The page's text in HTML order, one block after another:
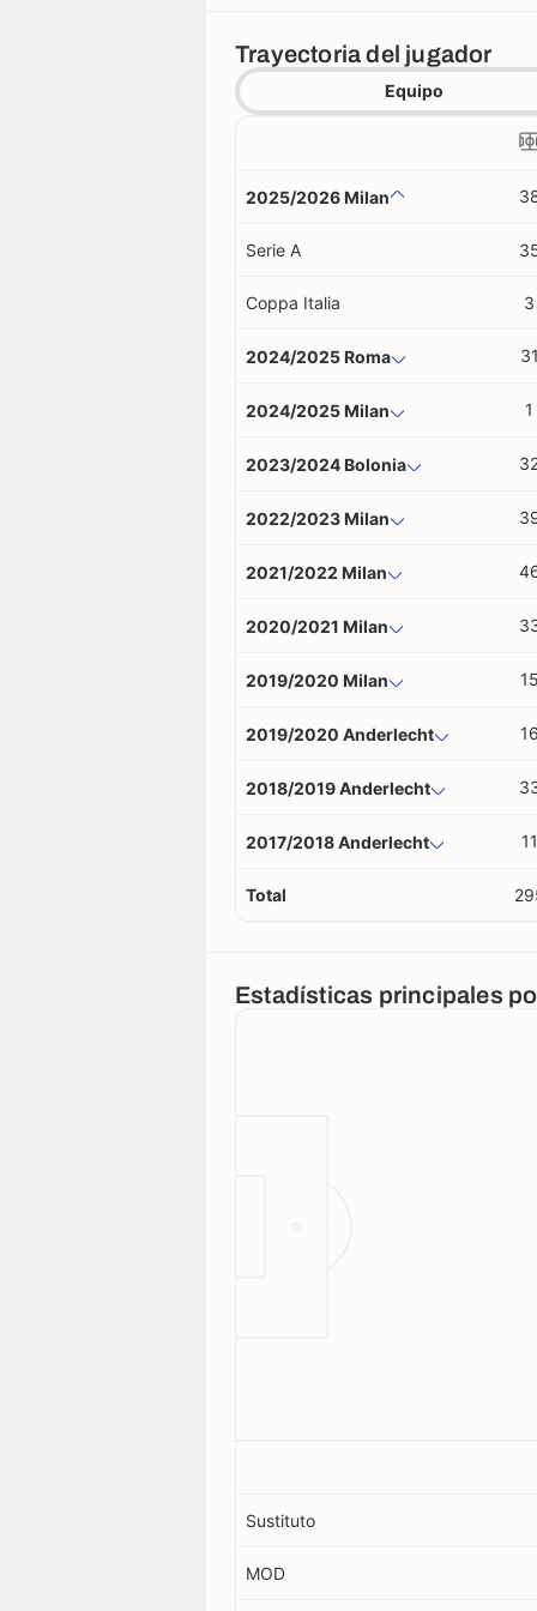
Trayectoria del jugador
Equipo
2025/2026 Milan
Serie A
Coppa Italia 3
2024/2025 Roma
2024/2025 Milan 1
2023/2024 Bolonia
2022/2023 Milan
2021/2022 Milan
2020/2021 Milan
2019/2020 Milan
2019/2020 Anderlecht
2018/2019 Anderlecht
2017/2018 Anderlecht 11
Total
Estadísticas principales
Sustituto
MOD